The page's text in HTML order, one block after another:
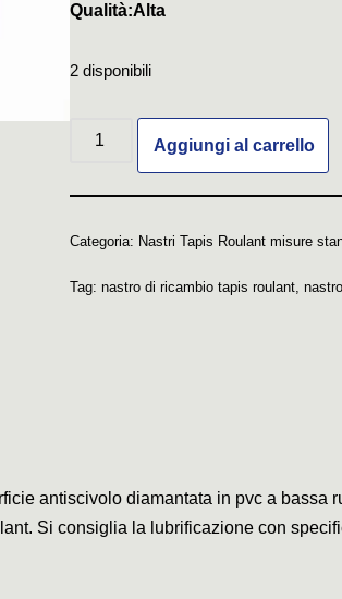
Qualità:Alta
2 disponibili
Aggiungi al carrello
Categoria: Nastri Tapis Roulant misure
Tag: nastro di ricambio tapis roulant,
antiscivolo diamantata in pvc a bassa
Si consiglia la lubrificazione con